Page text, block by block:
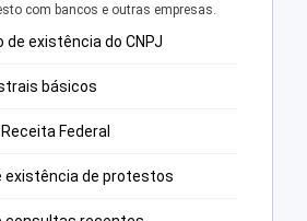
com bancos e outras empresas.
de existência do CNPJ
básicos
Federal
existência de protestos